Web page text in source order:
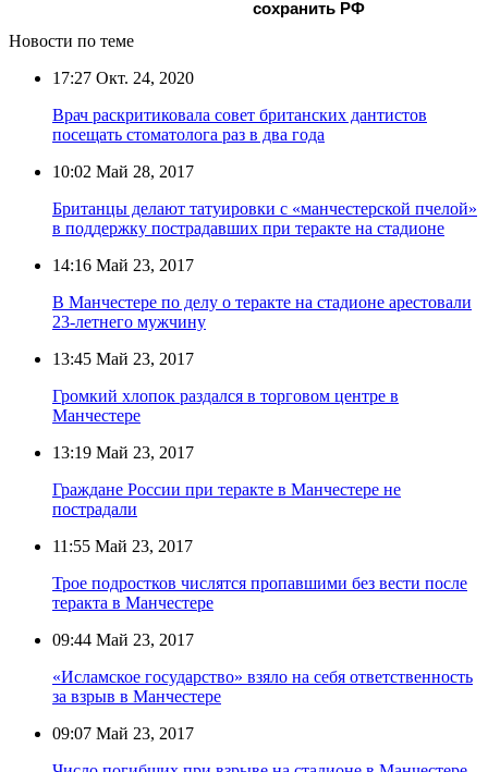
сохранить РФ
Новости по теме
17:27 Окт. 24, 2020
Врач раскритиковала совет британских дантистов
посещать стоматолога раз в два года
10:02 Май 28, 2017
Британцы делают татуировки c «манчестерской пчелой»
в поддержку пострадавших при теракте на стадионе
14:16 Май 23, 2017
В Манчестере по делу о теракте на стадионе арестовали
23-летнего мужчину
13:45 Май 23, 2017
Громкий хлопок раздался в торговом центре в
Манчестере
13:19 Май 23, 2017
Граждане России при теракте в Манчестере не
пострадали
11:55 Май 23, 2017
Трое подростков числятся пропавшими без вести после
теракта в Манчестере
09:44 Май 23, 2017
«Исламское государство» взяло на себя ответственность
за взрыв в Манчестере
09:07 Май 23, 2017